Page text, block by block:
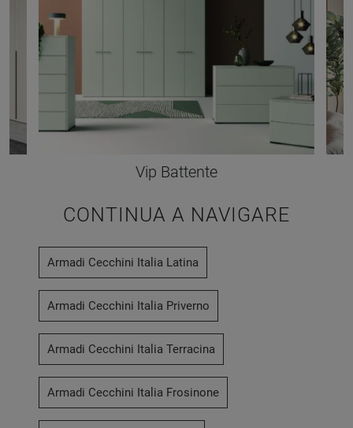
Vip Battente
CONTINUA A NAVIGARE
Armadi Cecchini Italia Latina
Armadi Cecchini Italia Priverno
Armadi Cecchini Italia Terracina
Armadi Cecchini Italia Frosinone